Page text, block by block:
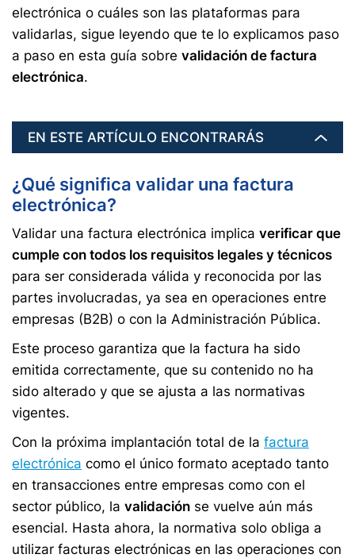
electrónica o cuáles son las plataformas para
validarlas, sigue leyendo que te lo explicamos paso
a paso en esta guía sobre validación de factura
electrónica.
EN ESTE ARTÍCULO ENCONTRARÁS
¿Qué significa validar una factura
electrónica?
Validar una factura electrónica implica verificar que
cumple con todos los requisitos legales y técnicos
para ser considerada válida y reconocida por las
partes involucradas, ya sea en operaciones entre
empresas (B2B) o con la Administración Pública.
Este proceso garantiza que la factura ha sido
emitida correctamente, que su contenido no ha
sido alterado y que se ajusta a las normativas
vigentes.
Con la próxima implantación total de la factura
electrónica como el único formato aceptado tanto
en transacciones entre empresas como con el
sector público, la validación se vuelve aún más
esencial. Hasta ahora, la normativa solo obliga a
utilizar facturas electrónicas en las operaciones con